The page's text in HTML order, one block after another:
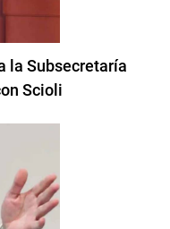
la Subsecretaría
Scioli